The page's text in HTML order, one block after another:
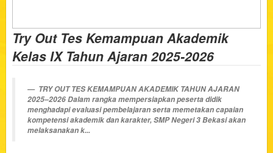
Try Out Tes Kemampuan Akademik
Kelas IX Tahun Ajaran 2025-2026
TRY OUT TES KEMAMPUAN AKADEMIK TAHUN AJARAN
2025–2026Dalam rangka mempersiapkan peserta didik
menghadapi evaluasi pembelajaran serta memetakan capaian
kompetensi akademik dan karakter, SMP Negeri 3 Bekasi akan
melaksanakan k...